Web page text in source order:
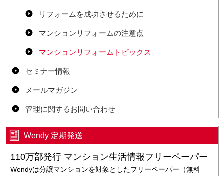
リフォームを成功させるために
マンションリフォームの注意点
マンションリフォームトピックス
セミナー情報
メールマガジン
管理に関するお問い合わせ
Wendy 定期発送
110万部発行 マンション生活情報フリーペーパー
Wendyは分譲マンションを対象としたフリーペーパー（無料